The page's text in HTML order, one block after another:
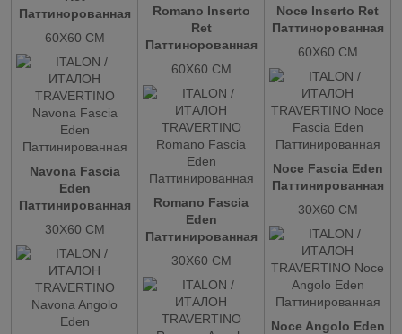
Паттинорованная
60X60 СМ
Navona Fascia
Eden
Паттинированная
30X60 СМ
Romano Inserto
Ret
Паттинорованная
60X60 СМ
Romano Fascia
Eden
Паттинированная
30X60 СМ
Noce Inserto Ret
Паттинорованная
60X60 СМ
Noce Fascia Eden
Паттинированная
30X60 СМ
Noce Angolo Eden